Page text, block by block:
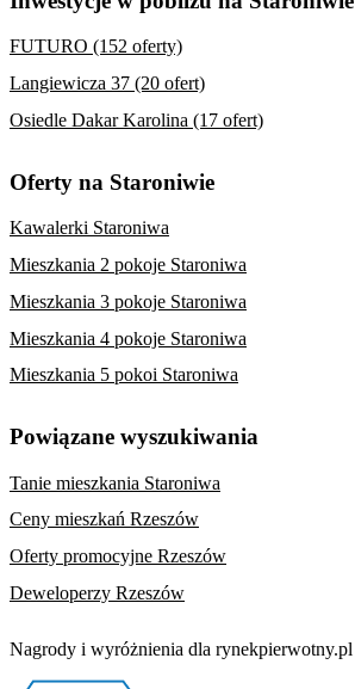
FUTURO (152 oferty)
Langiewicza 37 (20 ofert)
Osiedle Dakar Karolina (17 ofert)
Oferty na Staroniwie
Kawalerki Staroniwa
Mieszkania 2 pokoje Staroniwa
Mieszkania 3 pokoje Staroniwa
Mieszkania 4 pokoje Staroniwa
Mieszkania 5 pokoi Staroniwa
Powiązane wyszukiwania
Tanie mieszkania Staroniwa
Ceny mieszkań Rzeszów
Oferty promocyjne Rzeszów
Deweloperzy Rzeszów
Nagrody i wyróżnienia dla rynekpierwotny.pl